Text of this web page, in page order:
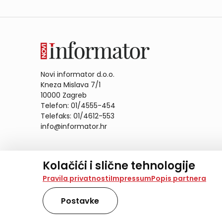
Kolačići i slične tehnologije
Na našoj web stranici koristimo kolačiće i slične
analiziramo promet na stranici te prikazujemo
također koriste ove tehnologije.
Odabirom opcije „Samo nužno“ prihvaćate samo
obradu svih kolačića potrebnih za analitiku i
Pravila privatnostiImpressumPopis partnera
Postavke
Novi informator d.o.o.
Kneza Mislava 7/1
10000 Zagreb
Telefon: 01/4555-454
Telefaks: 01/4612-553
info@informator.hr